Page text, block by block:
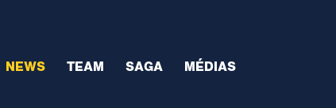
NEWS TEAM SAGA MÉDIAS